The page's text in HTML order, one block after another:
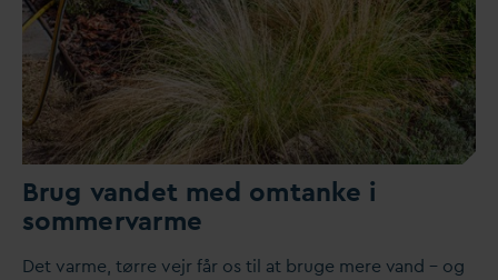
Brug vandet med omtanke i
sommervarme
Det varme, tørre vejr får os til at bruge mere vand – og